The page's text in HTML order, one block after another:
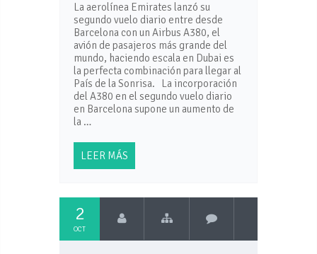
La aerolínea Emirates lanzó su
segundo vuelo diario entre desde
Barcelona con un Airbus A380, el
avión de pasajeros más grande del
mundo, haciendo escala en Dubai es
la perfecta combinación para llegar al
País de la Sonrisa. La incorporación
del A380 en el segundo vuelo diario
en Barcelona supone un aumento de
la …
LEER MÁS
2
OCT